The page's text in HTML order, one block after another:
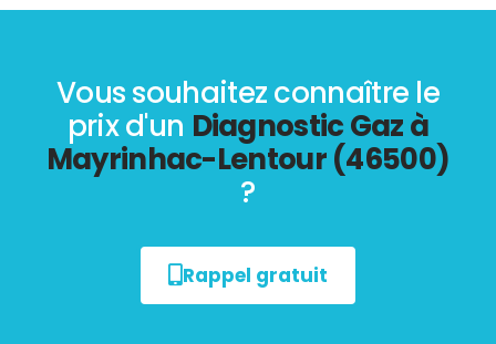
Vous souhaitez connaître le
prix d'un Diagnostic Gaz à
Mayrinhac-Lentour (46500)
?
Rappel gratuit